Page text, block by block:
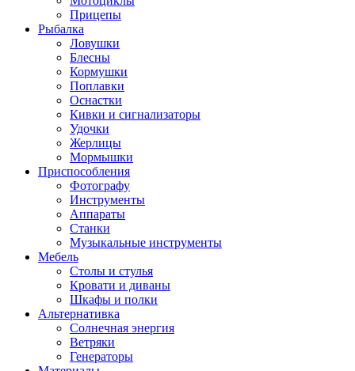
Прицепы
Рыбалка
Ловушки
Блесны
Кормушки
Поплавки
Оснастки
Кивки и сигнализаторы
Удочки
Жерлицы
Мормышки
Приспособления
Фотографу
Инструменты
Аппараты
Станки
Музыкальные инструменты
Мебель
Столы и стулья
Кровати и диваны
Шкафы и полки
Альтернативка
Солнечная энергия
Ветряки
Генераторы